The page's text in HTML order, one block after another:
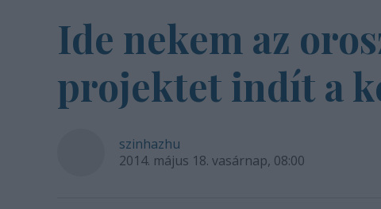
Ide nekem az
projektet indít a
szinhazhu
2014. május 18. vasárnap, 08:00